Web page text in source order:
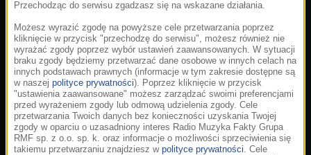
Przechodząc do serwisu zgadzasz się na wskazane działania.
Możesz wyrazić zgodę na powyższe cele przetwarzania poprzez
kliknięcie w przycisk "przechodzę do serwisu", możesz również nie
wyrażać zgody poprzez wybór ustawień zaawansowanych. W sytuacji
braku zgody będziemy przetwarzać dane osobowe w innych celach na
innych podstawach prawnych (informacje w tym zakresie dostępne są
w naszej polityce prywatności). Poprzez kliknięcie w przycisk
"ustawienia zaawansowane" możesz zarządzać swoimi preferencjami
przed wyrażeniem zgody lub odmową udzielenia zgody. Cele
przetwarzania Twoich danych bez konieczności uzyskania Twojej
zgody w oparciu o uzasadniony interes Radio Muzyka Fakty Grupa
RMF sp. z o.o. sp. k. oraz informacje o możliwości sprzeciwienia się
takiemu przetwarzaniu znajdziesz w polityce prywatności. Cele